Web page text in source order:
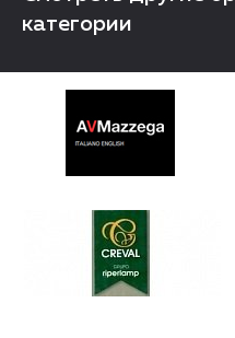
категории